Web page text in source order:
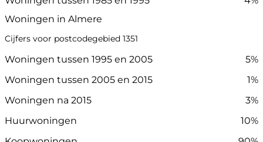
Woningen in Almere
Cijfers voor postcodegebied 1351
Woningen tussen 1995 en 2005
5%
Woningen tussen 2005 en 2015
1%
Woningen na 2015
3%
Huurwoningen
10%